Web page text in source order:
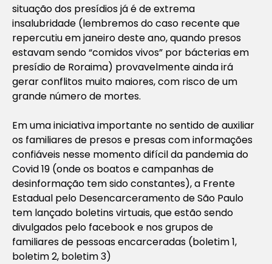
situação dos presídios já é de extrema
insalubridade (lembremos do caso recente que
repercutiu em janeiro deste ano, quando presos
estavam sendo “comidos vivos” por bácterias em
presídio de Roraima) provavelmente ainda irá
gerar conflitos muito maiores, com risco de um
grande número de mortes.
Em uma iniciativa importante no sentido de auxiliar
os familiares de presos e presas com informações
confiáveis nesse momento difícil da pandemia do
Covid 19 (onde os boatos e campanhas de
desinformação tem sido constantes), a Frente
Estadual pelo Desencarceramento de São Paulo
tem lançado boletins virtuais, que estão sendo
divulgados pelo facebook e nos grupos de
familiares de pessoas encarceradas (boletim 1,
boletim 2, boletim 3)